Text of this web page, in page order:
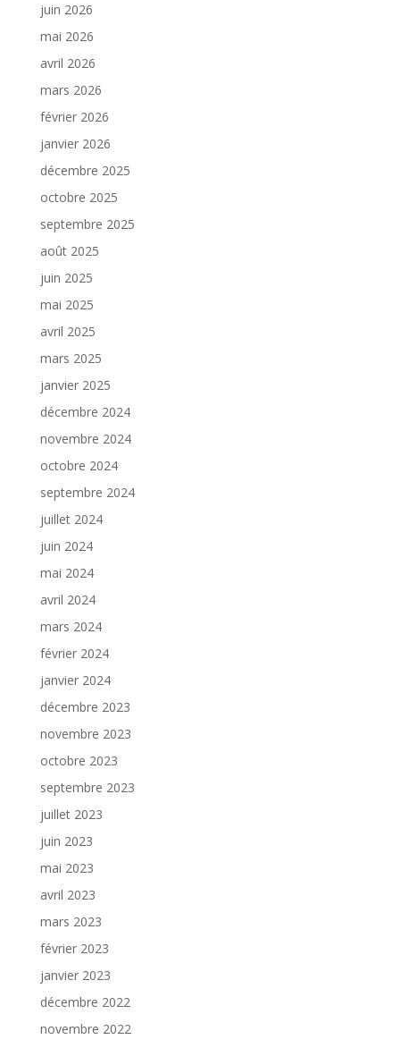
juin 2026
mai 2026
avril 2026
mars 2026
février 2026
janvier 2026
décembre 2025
octobre 2025
septembre 2025
août 2025
juin 2025
mai 2025
avril 2025
mars 2025
janvier 2025
décembre 2024
novembre 2024
octobre 2024
septembre 2024
juillet 2024
juin 2024
mai 2024
avril 2024
mars 2024
février 2024
janvier 2024
décembre 2023
novembre 2023
octobre 2023
septembre 2023
juillet 2023
juin 2023
mai 2023
avril 2023
mars 2023
février 2023
janvier 2023
décembre 2022
novembre 2022